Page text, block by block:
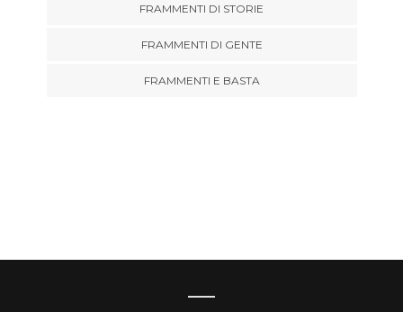
FRAMMENTI DI STORIE
FRAMMENTI DI GENTE
FRAMMENTI E BASTA